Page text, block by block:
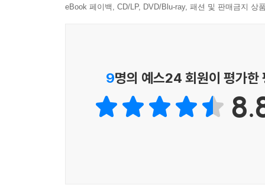
eBook 페이백, CD/LP, DVD/Blu-ray, 패션 및 판매금지 상
9명의 예스24 회원이 평가한